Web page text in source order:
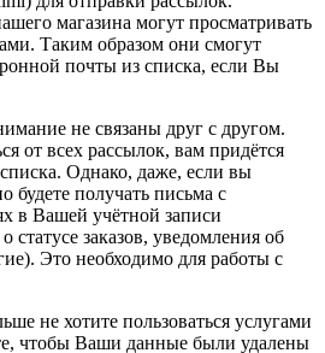
магазина могут просматривать
Таким образом они смогут
почты из списка, если Вы
не связаны друг с другом.
от всех рассылок, вам придётся
Однако, даже, если вы
будете получать письма с
в Вашей учётной записи
статусе заказов, уведомления об
Это необходимо для работы с
не хотите пользоваться услугами
чтобы Ваши данные были удалены